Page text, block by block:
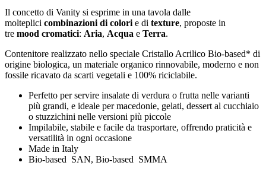
Il concetto di Vanity si esprime in una tavola dalle
molteplici combinazioni di colorie di texture, proposte in
tre mood cromatici: Aria, Acqua e Terra.
Contenitore realizzato nello speciale Cristallo Acrilico Bio-based* di
origine biologica, un materiale organico rinnovabile, moderno e non
fossile ricavato da scarti vegetali e 100% riciclabile.
Perfetto per servire insalate di verdura o frutta nelle varianti
più grandi, e ideale per macedonie, gelati, dessert al cucchiaio
o stuzzichini nelle versioni più piccole
Impilabile, stabile e facile da trasportare, offrendo praticità e
versatilità in ogni occasione
Made in Italy
Bio-based SAN, Bio-based SMMA